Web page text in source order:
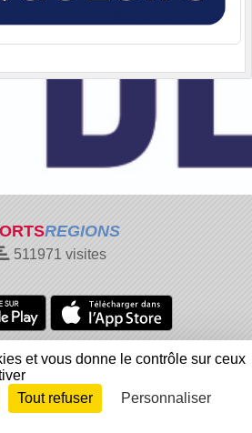
REGIONS
511971 visites
Gestion des cookies
Signaler un contenu inapproprié
Connexion
et vous donne le contrôle sur ceux
Tout refuser Personnaliser